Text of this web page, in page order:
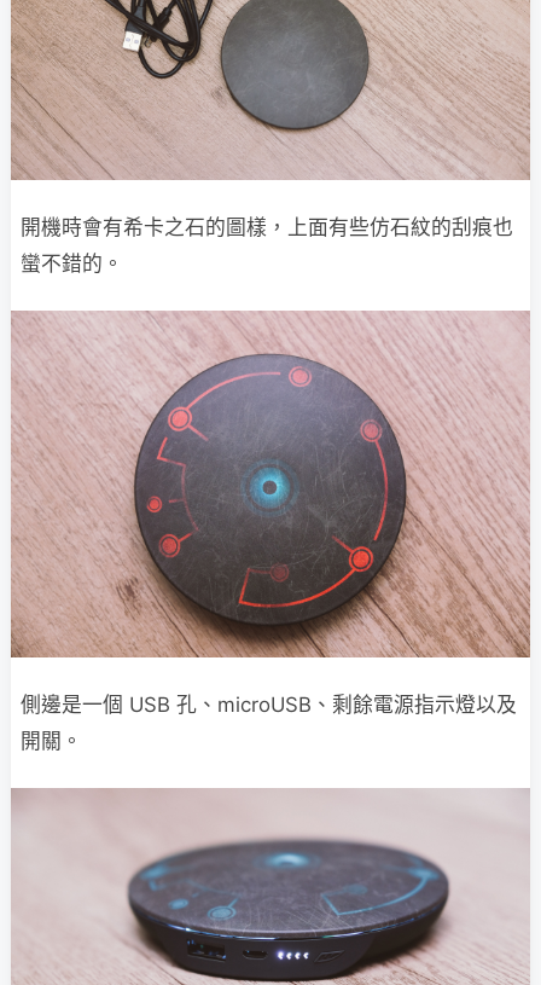
開機時會有希卡之石的圖樣，上面有些仿石紋的刮痕也
蠻不錯的。
側邊是一個 USB 孔、microUSB、剩餘電源指示燈以及
開關。